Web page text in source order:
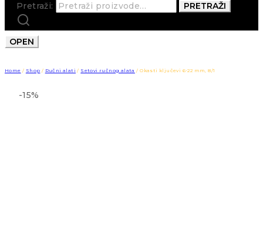
Pretraži: PRETRAŽI
OPEN
Home / Shop / Ručni alati / Setovi ručnog alata / Okasti ključevi 6-22 mm, 8/1
-15%